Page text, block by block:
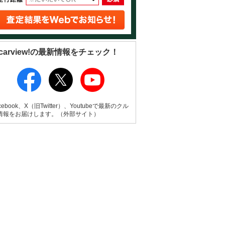
の最新情報をチェック！
、X（旧Twitter）、Youtubeで最新のクル
報をお届けします。（外部サイト）